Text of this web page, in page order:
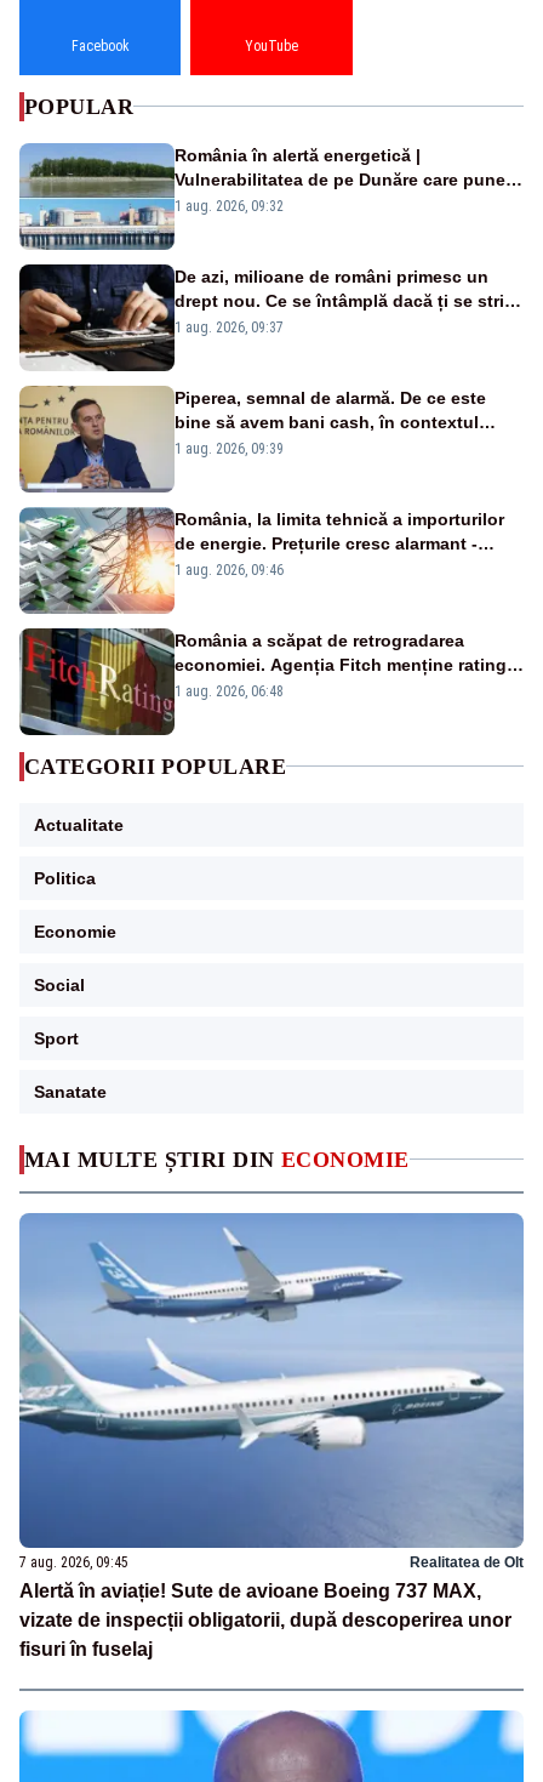
MAI MULTE ȘTIRI DIN ECONOMIE
7 aug. 2026, 09:45 Realitatea de Olt
Alertă în aviație! Sute de avioane Boeing 737 MAX,
vizate de inspecții obligatorii, după descoperirea unor
fisuri în fuselaj
Facebook YouTube
POPULAR
România în alertă energetică |
Vulnerabilitatea de pe Dunăre care pune
în pericol Centrala Cernavodă era
1 aug. 2026, 09:32
De azi, milioane de români primesc un
drept nou. Ce se întâmplă dacă ți se strică
un produs
1 aug. 2026, 09:37
Piperea, semnal de alarmă. De ce este
bine să avem bani cash, în contextul
alertei energetice?
1 aug. 2026, 09:39
România, la limita tehnică a importurilor
de energie. Prețurile cresc alarmant -
Analiză Realitatea Plus
1 aug. 2026, 09:46
România a scăpat de retrogradarea
economiei. Agenția Fitch menține ratingul
„BBB-” cu perspectivă negativă
1 aug. 2026, 06:48
CATEGORII POPULARE
Actualitate
Politica
Economie
Social
Sport
Sanatate